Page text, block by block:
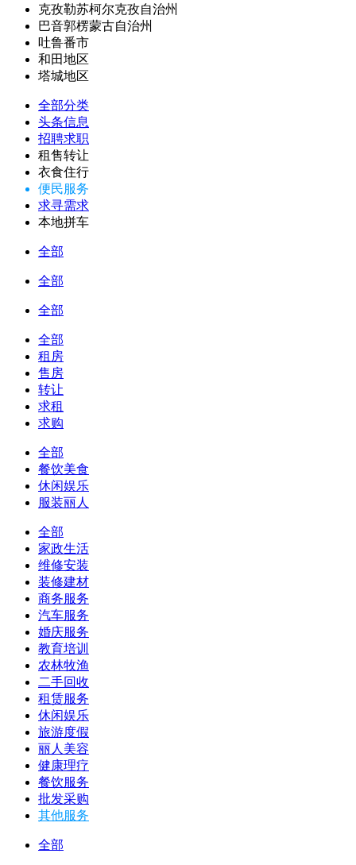
克孜勒苏柯尔克孜自治州
巴音郭楞蒙古自治州
吐鲁番市
和田地区
塔城地区
全部分类
头条信息
招聘求职
租售转让
衣食住行
便民服务
求寻需求
本地拼车
全部
全部
全部
全部
租房
售房
转让
求租
求购
全部
餐饮美食
休闲娱乐
服装丽人
全部
家政生活
维修安装
装修建材
商务服务
汽车服务
婚庆服务
教育培训
农林牧渔
二手回收
租赁服务
休闲娱乐
旅游度假
丽人美容
健康理疗
餐饮服务
批发采购
其他服务
全部